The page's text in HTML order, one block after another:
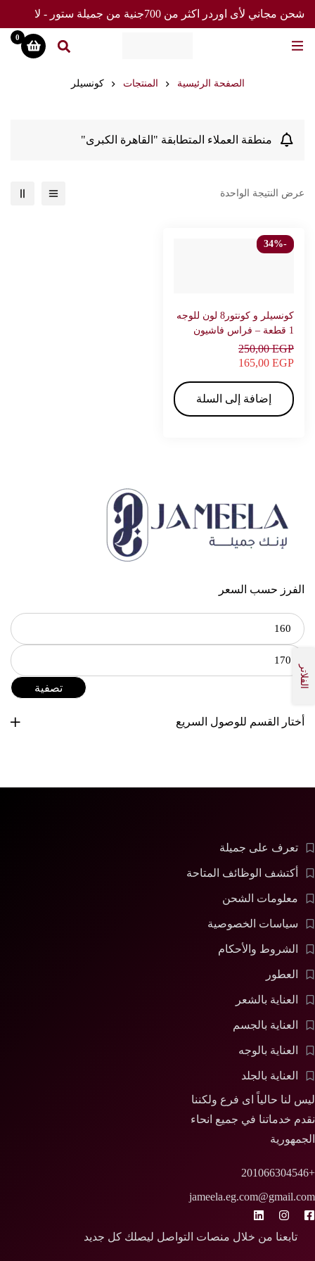
شحن مجاني لأى اوردر اكثر من 700جنية من جميلة ستور - لا
تفوت العرض
0
الصفحة الرئيسية المنتجات كونسيلر
الفرز حسب السعر
تصفية
أختار القسم للوصول السريع
الفلاتر
منطقة العملاء المتطابقة "القاهرة الكبرى"
عرض النتيجة الواحدة
-34%
كونسيلر و كونتور8 لون للوجه
1 قطعة – فراس فاشيون
250,00EGP
165,00 EGP
إضافة إلى السلة
تعرف على جميلة
أكتشف الوظائف المتاحة
معلومات الشحن
سياسات الخصوصية
الشروط والأحكام
العطور
العناية بالشعر
العناية بالجسم
العناية بالوجه
العناية بالجلد
ليس لنا حالياً اى فرع ولكننا
نقدم خدماتنا في جميع انحاء
الجمهورية
+201066304546
jameela.eg.com@gmail.com
تابعنا من خلال منصات التواصل ليصلك كل جديد